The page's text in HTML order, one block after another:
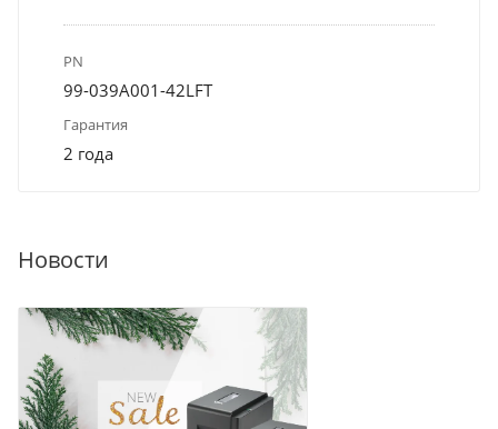
PN
99-039A001-42LFT
Гарантия
2 года
Новости